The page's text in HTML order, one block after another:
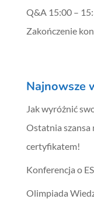
Q&A 15:00 –
Zakończenie
Najnowsze
Jak wyróżnić
Ostatnia szansa
certyfikatem!
Konferencja o
Olimpiada